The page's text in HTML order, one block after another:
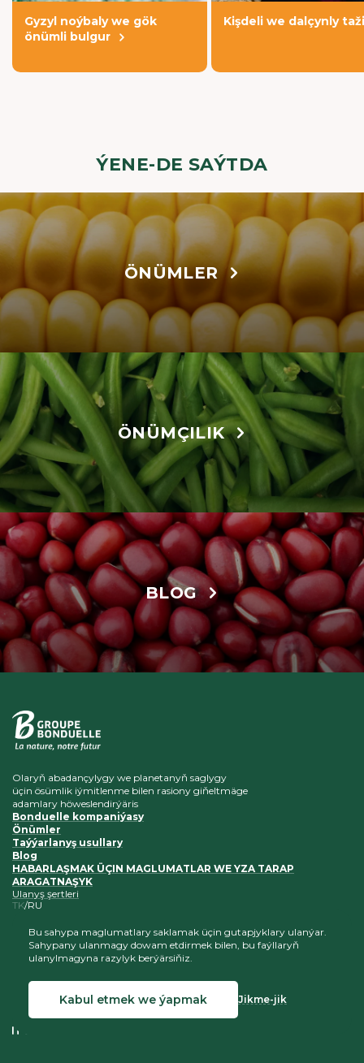
Gyzyl noýbaly we gök
önümli bulgur
Kişdeli we dalçynly
ÝENE-DE SAÝTDA
ÖNÜMLER
ÖNÜMÇILIK
BLOG
Olaryň abadançylygy we planetanyň saglygy
üçin ösümlik iýmitlenme bilen rasiony giňeltmäge
adamlary höweslendirýäris
Bonduelle kompaniýasy
Önümler
Taýýarlanyş usullary
Blog
HABARLAŞMAK ÜÇIN MAGLUMATLAR WE YZA TARAP
ARAGATNAŞYK
Ulanyş şertleri
TK RU
Biziň saýtymyza salgylanmalaryň saklanylmagy şerti bilen
© 2026 Bonduelle Türkmenistan
Saýtyň döredilişi
Bu sahypa maglumatlary saklamak üçin gutapjyklary ulanýar.
Sahypany ulanmagy dowam etdirmek bilen, bu faýllaryň
ulanylmagyna razylyk berýärsiňiz.
Kabul etmek we ýapmak Jikme-jik